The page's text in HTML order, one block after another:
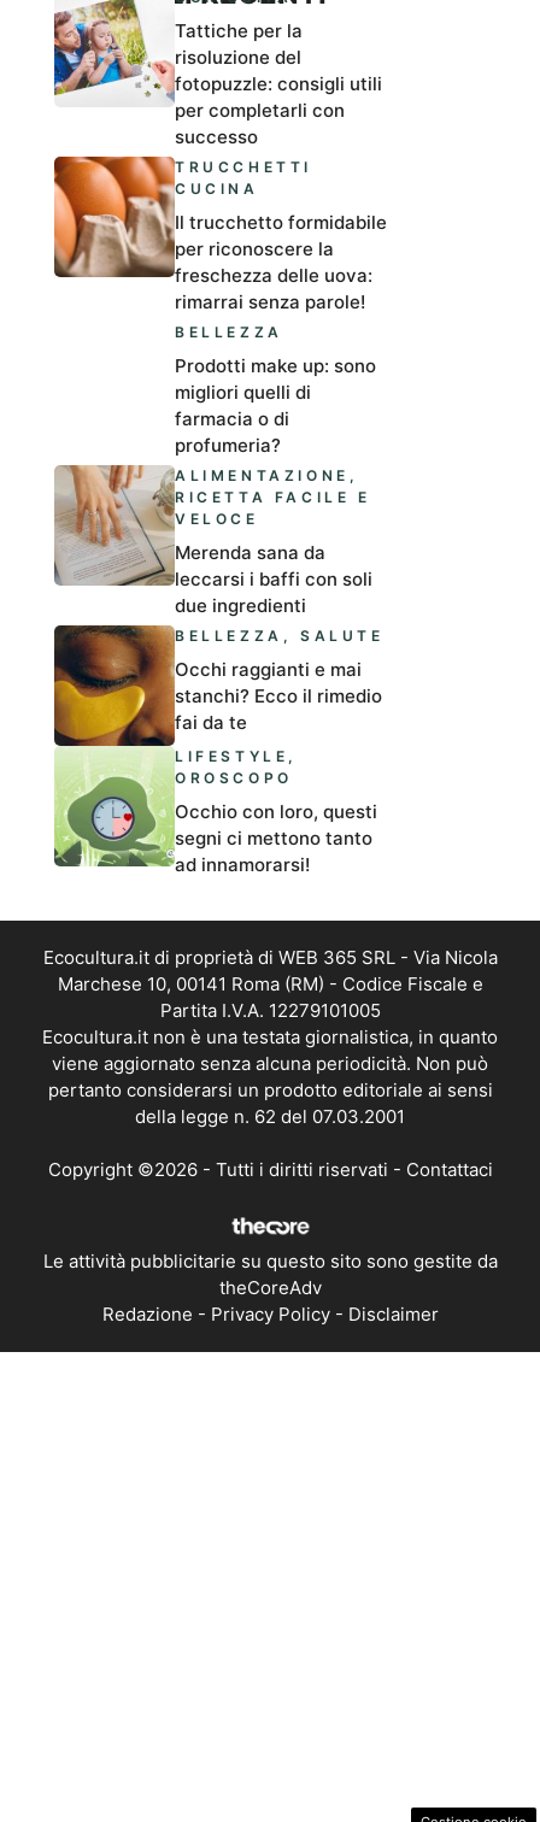
Tattiche per la
risoluzione del
fotopuzzle: consigli utili
per completarli con
successo
CUCINA
Il trucchetto formidabile
per riconoscere la
freschezza delle uova:
rimarrai senza parole!
Prodotti make up: sono
migliori quelli di
farmacia o di
profumeria?
RICETTA FACILE E
VELOCE
Merenda sana da
leccarsi i baffi con soli
due ingredienti
Occhi raggianti e mai
stanchi? Ecco il rimedio
fai da te
OROSCOPO
Occhio con loro, questi
segni ci mettono tanto
ad innamorarsi!
Ecocultura.it di proprietà di WEB 365 SRL - Via Nicola
Marchese 10, 00141 Roma (RM) - Codice Fiscale e
Partita I.V.A. 12279101005
Ecocultura.it non è una testata giornalistica, in quanto
viene aggiornato senza alcuna periodicità. Non può
pertanto considerarsi un prodotto editoriale ai sensi
della legge n. 62 del 07.03.2001
Copyright ©2026 - Tutti i diritti riservati - Contattaci
Le attività pubblicitarie su questo sito sono gestite da
theCoreAdv
Redazione
Privacy Policy Disclaimer